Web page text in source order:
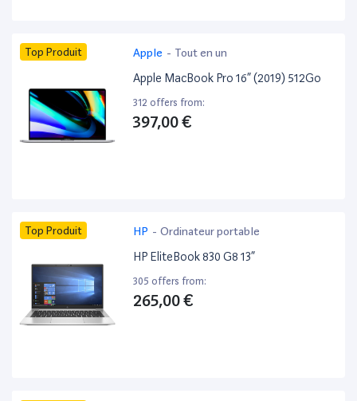
Top Produit Apple - Tout en un
Apple MacBook Pro 16” (2019) 512Go
312 offers from:
397,00 €
Top Produit HP - Ordinateur portable
HP EliteBook 830 G8 13”
305 offers from:
265,00 €